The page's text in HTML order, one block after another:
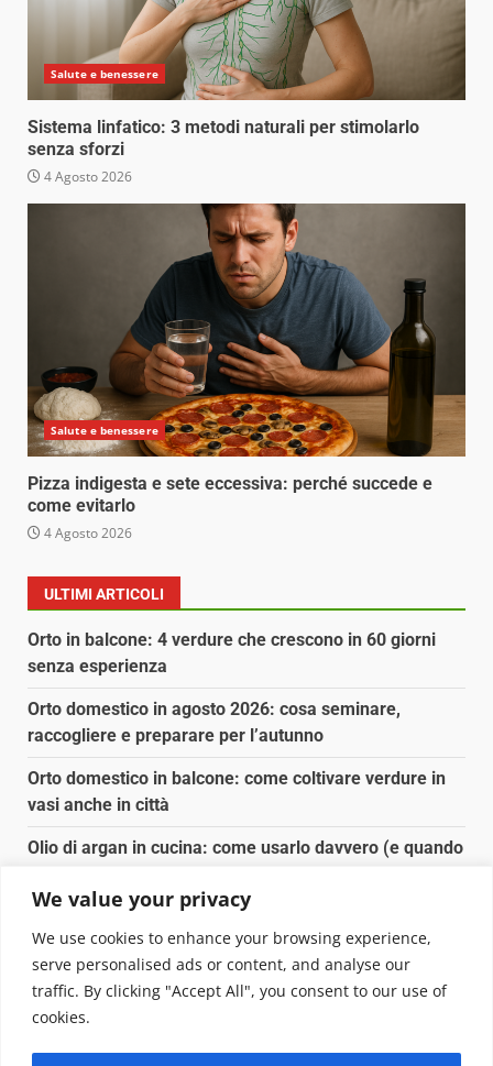
We value your privacy
We use cookies to enhance your browsing experience,
serve personalised ads or content, and analyse our
traffic. By clicking "Accept All", you consent to our use of
cookies.
Salute e benessere
Sistema linfatico: 3 metodi naturali per stimolarlo
senza sforzi
4 Agosto 2026
Salute e benessere
Pizza indigesta e sete eccessiva: perché succede e
come evitarlo
4 Agosto 2026
ULTIMI ARTICOLI
Orto in balcone: 4 verdure che crescono in 60 giorni
senza esperienza
Orto domestico in agosto 2026: cosa seminare,
raccogliere e preparare per l’autunno
Orto domestico in balcone: come coltivare verdure in
vasi anche in città
Olio di argan in cucina: come usarlo davvero (e quando
Spesa biologica senza spendere il doppio: dove e
come conviene
Copyright © 2025 Biopianeta.it proprietà di Jws Media
Questo blog non è una testata giornalistica, in quanto